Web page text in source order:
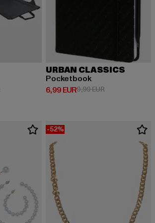
EUR
Aktionspreis: 19,99 EUR
URBAN CLASSICS
Pocketbook
6,99 EUR
Derzeitiger Preis: 6,99 EUR
9,99 EURAktionspreis:
-52%